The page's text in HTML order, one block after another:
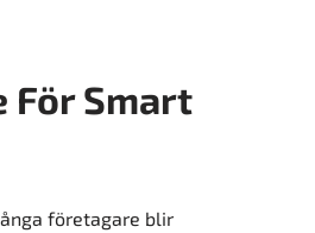
För Smart
företagare blir